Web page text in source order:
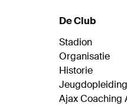
De Club
Stadion
Organisatie
Historie
Jeugdopleiding
Ajax Coaching